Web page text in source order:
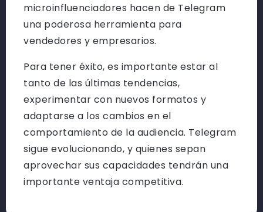
microinfluenciadores hacen de Telegram
una poderosa herramienta para
vendedores y empresarios.
Para tener éxito, es importante estar al
tanto de las últimas tendencias,
experimentar con nuevos formatos y
adaptarse a los cambios en el
comportamiento de la audiencia. Telegram
sigue evolucionando, y quienes sepan
aprovechar sus capacidades tendrán una
importante ventaja competitiva.